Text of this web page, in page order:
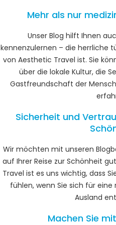
Mehr als nur
Unser Blog hilft Ihnen
kennenzulernen – die herrliche
von Aesthetic Travel ist. Sie
über die lokale Kultur, die
Gastfreundschaft der
Sicherheit und
Wir möchten mit unseren
auf Ihrer Reise zur Schönheit
Travel ist es uns wichtig, dass
fühlen, wenn Sie sich für
Ausland
Machen Sie